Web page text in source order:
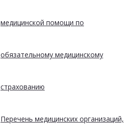
медицинской помощи по
обязательному медицинскому
страхованию
Перечень медицинских организаций,